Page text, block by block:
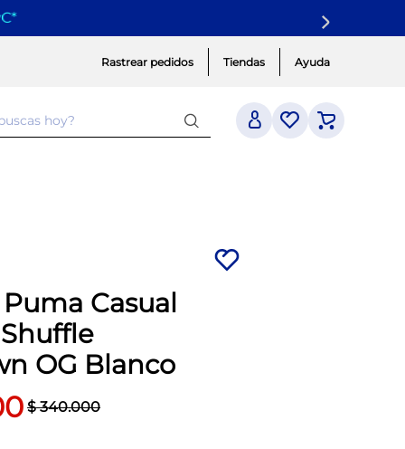
*
Rastrear pedidos Tiendas Ayuda
Casual
OG Blanco
$ 340.000